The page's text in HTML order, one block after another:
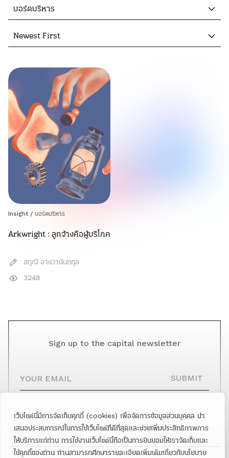
เว็บไซต์นี้มีการจัดเก็บคุกกี้ (cookies) เพื่อจัดการข้อมูลส่วนบุคคล นำ
เสนอประสบการณ์ในการใช้เว็บไซต์ที่ดีที่สุดและช่วยเพิ่มประสิทธิภาพการ
ให้บริการแก่ท่าน การใช้งานเว็บไซต์นี้ถือเป็นการยินยอมให้เราจัดเก็บและ
ใช้คุกกี้ของท่าน ท่านสามารถศึกษารายละเอียดเพิ่มเติมเกี่ยวกับนโยบาย
บอร์ดบริหาร
Newest First
Insight / บอร์ดบริหาร
Arkwright : ลูกจ้างคือผู้บริโภค
สฤณี อาชวานันทกุล
3248
Sign up to the capital newsletter
SUBMIT
Facebook Twitter Instagram